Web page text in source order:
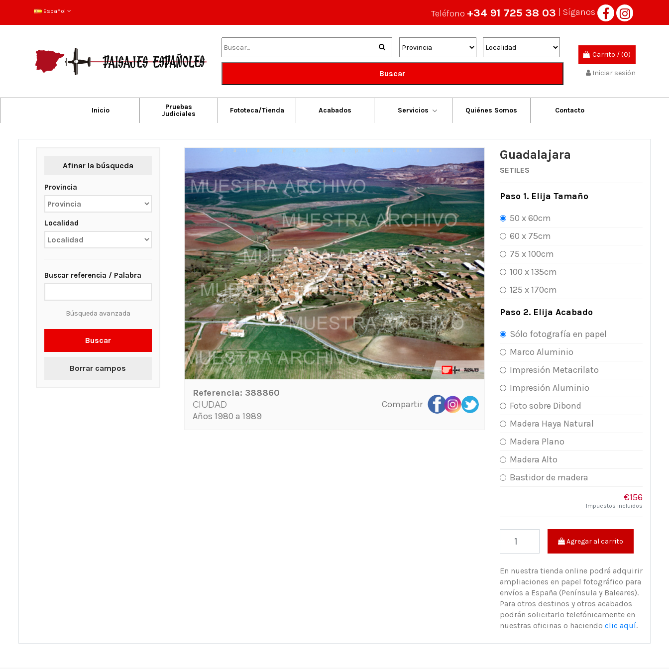
Español Teléfono +34 91 725 38 03 | Síganos
Buscar
Carrito /(0)
Iniciar sesión
Inicio
Pruebas
Judiciales
Fototeca/Tienda Acabados Servicios Quiénes Somos Contacto
Afinar la búsqueda
Provincia
Localidad
Buscar referencia / Palabra
Búsqueda avanzada
Buscar
Borrar campos
Referencia: 388860
CIUDAD
Años 1980 a 1989
Compartir
Guadalajara
SETILES
Paso 1. Elija Tamaño
50 x 60cm
60 x 75cm
75 x 100cm
100 x 135cm
125 x 170cm
Paso 2. Elija Acabado
Sólo fotografía en papel
Marco Aluminio
Impresión Metacrilato
Impresión Aluminio
Foto sobre Dibond
Madera Haya Natural
Madera Plano
Madera Alto
Bastidor de madera
€156
Impuestos incluidos
Agregar al carrito
En nuestra tienda online podrá adquirir
ampliaciones en papel fotográfico para
envíos a España (Península y Baleares).
Para otros destinos y otros acabados
podrán solicitarlo telefónicamente en
nuestras oficinas o haciendo clic aquí.